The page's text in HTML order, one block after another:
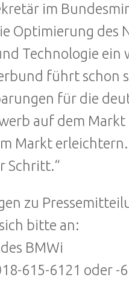
im
Optimierung
Technologie ein
führt schon
für die
auf dem
Markt
Schritt.“
zu
bitte an:
BMWi
615-6121 oder -